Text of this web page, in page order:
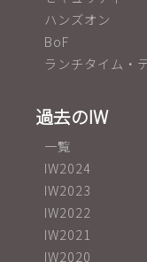
ハンズオン
BoF
ランチタイム・
過去のIW
一覧
IW2024
IW2023
IW2022
IW2021
IW2020